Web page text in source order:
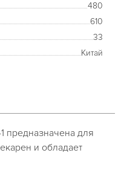
480
610
33
Китай
предназначена для
и обладает